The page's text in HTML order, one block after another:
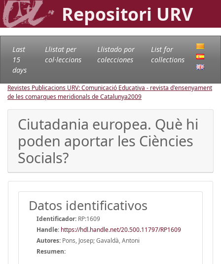
Repositori URV
Last
15
days
Llistat per
col·leccions
Llistado por
colecciones
List for
collections
Revistes Publicacions URV: Comunicació Educativa - revista d'ensenyament
de les comarques meridionals de Catalunya2009
Ciutadania europea. Què hi
poden aportar les Ciències
Socials?
Datos identificativos
Identificador: RP:1609
Handle: https://hdl.handle.net/20.500.11797/RP1609
Autores: Pons, Josep; Gavaldà, Antoni
Resumen: